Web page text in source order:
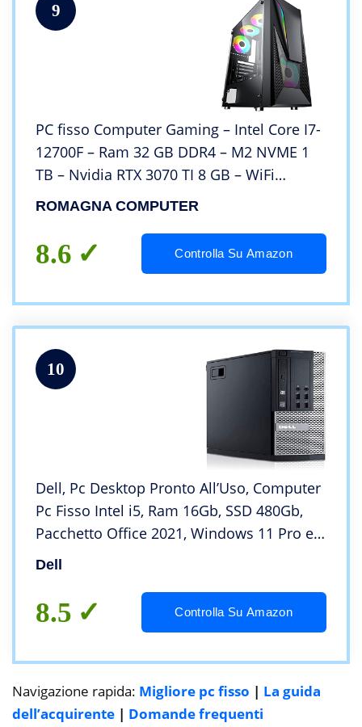
9
PC fisso Computer Gaming – Intel Core I7-
12700F – Ram 32 GB DDR4 – M2 NVME 1
TB – Nvidia RTX 3070 TI 8 GB – WiFi
Interno – Windows 10 Pro – Antivirus e
ROMAGNA COMPUTER
8.6 Controlla Su Amazon
10
Dell, Pc Desktop Pronto All’Uso, Computer
Pc Fisso Intel i5, Ram 16Gb, SSD 480Gb,
Pacchetto Office 2021, Windows 11 Pro e
Chiavetta WI-Fi (Ricondizionato)
Dell
8.5 Controlla Su Amazon
Navigazione rapida: Migliore pc fisso | La guida
dell’acquirente | Domande frequenti